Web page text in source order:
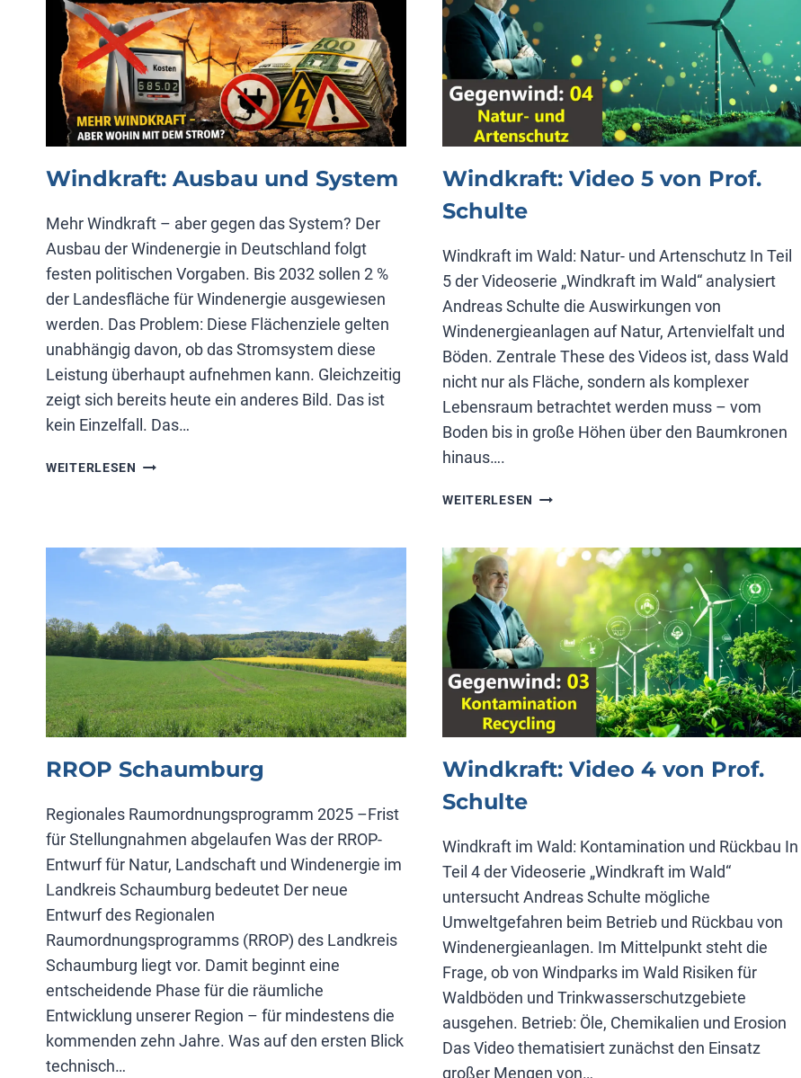
SCHULTE
Windkraft: Ausbau und System
Mehr Windkraft – aber gegen das System? Der
Ausbau der Windenergie in Deutschland folgt
festen politischen Vorgaben. Bis 2032 sollen 2 %
der Landesfläche für Windenergie ausgewiesen
werden. Das Problem: Diese Flächenziele gelten
unabhängig davon, ob das Stromsystem diese
Leistung überhaupt aufnehmen kann. Gleichzeitig
zeigt sich bereits heute ein anderes Bild. Das ist
kein Einzelfall. Das…
WEITERLESEN WINDKRAFT:
Windkraft: Video 5 von Prof.
Schulte
Windkraft im Wald: Natur- und Artenschutz In Teil
5 der Videoserie „Windkraft im Wald“ analysiert
Andreas Schulte die Auswirkungen von
Windenergieanlagen auf Natur, Artenvielfalt und
Böden. Zentrale These des Videos ist, dass Wald
nicht nur als Fläche, sondern als komplexer
Lebensraum betrachtet werden muss – vom
Boden bis in große Höhen über den Baumkronen
hinaus….
WEITERLESEN WINDKRAFT:
VON
PROF.
SCHULTE
RROP Schaumburg
Regionales Raumordnungsprogramm 2025 –Frist
für Stellungnahmen abgelaufen Was der RROP-
Entwurf für Natur, Landschaft und Windenergie im
Landkreis Schaumburg bedeutet Der neue
Entwurf des Regionalen
Raumordnungsprogramms (RROP) des Landkreis
Schaumburg liegt vor. Damit beginnt eine
entscheidende Phase für die räumliche
Entwicklung unserer Region – für mindestens die
kommenden zehn Jahre. Was auf den ersten Blick
technisch…
Windkraft: Video 4 von Prof.
Schulte
Windkraft im Wald: Kontamination und Rückbau In
Teil 4 der Videoserie „Windkraft im Wald“
untersucht Andreas Schulte mögliche
Umweltgefahren beim Betrieb und Rückbau von
Windenergieanlagen. Im Mittelpunkt steht die
Frage, ob von Windparks im Wald Risiken für
Waldböden und Trinkwasserschutzgebiete
ausgehen. Betrieb: Öle, Chemikalien und Erosion
Das Video thematisiert zunächst den Einsatz
großer Mengen von…